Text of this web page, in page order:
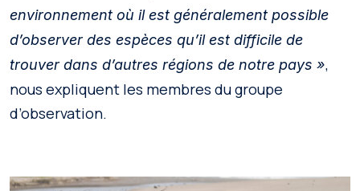
environnement où il est généralement possible
d’observer des espèces qu’il est difficile de
trouver dans d’autres régions de notre pays »,
nous expliquent les membres du groupe
d’observation.